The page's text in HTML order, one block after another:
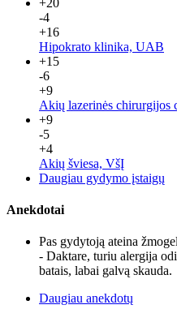
-4
+16
Hipokrato klinika, UAB
+15
-6
+9
Akių lazerinės chirurgijos
+9
-5
+4
Akių šviesa, VšĮ
Daugiau gydymo įstaigų
Anekdotai
Pas gydytoją ateina
- Daktare, turiu alergija
batais, labai galvą skauda.
Daugiau anekdotų